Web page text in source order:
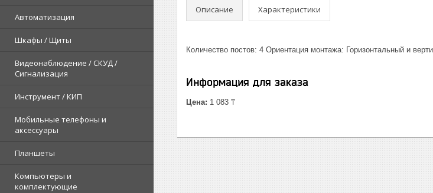
Автоматизация
Шкафы / Щиты
Видеонаблюдение / СКУД /
Сигнализация
Инструмент / КИП
Мобильные телефоны и
аксессуары
Планшеты
Компьютеры и
комплектующие
Описание Характеристики
Количество постов: 4 Ориентация монтажа: Горизонтальный и
Информация для заказа
Цена: 1 083 ₸